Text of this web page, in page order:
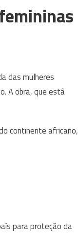
das mulheres
A obra, que está
continente africano,
para proteção da